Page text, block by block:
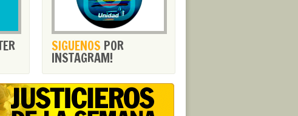
SIGUENOS POR
INSTAGRAM!